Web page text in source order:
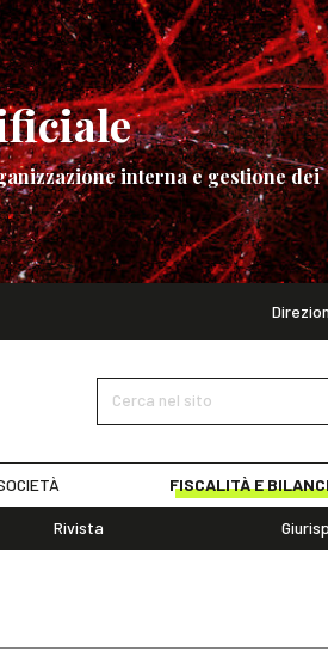
interna e gestione dei
Cerca nel sito
FISCALITÀ E
Rivista